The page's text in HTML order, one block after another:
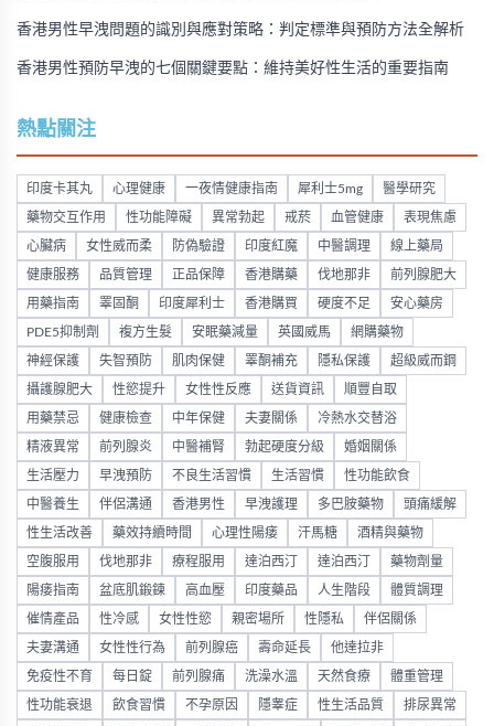
香港男性早洩問題的識別與應對策略：判定標準與預防方法全解析
香港男性預防早洩的七個關鍵要點：維持美好性生活的重要指南
熱點關注
印度卡其丸 心理健康 一夜情健康指南 犀利士5mg 醫學研究
藥物交互作用 性功能障礙 異常勃起 戒菸 血管健康 表現焦慮
心臟病 女性威而柔 防偽驗證 印度紅魔 中醫調理 線上藥局
健康服務 品質管理 正品保障 香港購藥 伐地那非 前列腺肥大
用藥指南 睪固酮 印度犀利士 香港購買 硬度不足 安心藥房
PDE5抑制劑 複方生髮 安眠藥減量 英國威馬 網購藥物
神經保護 失智預防 肌肉保健 睪酮補充 隱私保護 超級威而鋼
攝護腺肥大 性慾提升 女性性反應 送貨資訊 順豐自取
用藥禁忌 健康檢查 中年保健 夫妻關係 冷熱水交替浴
精液異常 前列腺炎 中醫補腎 勃起硬度分級 婚姻關係
生活壓力 早洩預防 不良生活習慣 生活習慣 性功能飲食
中醫養生 伴侶溝通 香港男性 早洩護理 多巴胺藥物 頭痛緩解
性生活改善 藥效持續時間 心理性陽痿 汗馬糖 酒精與藥物
空腹服用 伐地那非 療程服用 達泊西汀 達泊西汀 藥物劑量
陽痿指南 盆底肌鍛鍊 高血壓 印度藥品 人生階段 體質調理
催情產品 性冷感 女性性慾 親密場所 性隱私 伴侶關係
夫妻溝通 女性性行為 前列腺癌 壽命延長 他達拉非
免疫性不育 每日錠 前列腺痛 洗澡水溫 天然食療 體重管理
性功能衰退 飲食習慣 不孕原因 隱睾症 性生活品質 排尿異常